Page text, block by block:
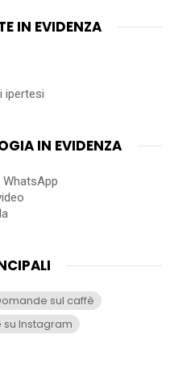
IN EVIDENZA
ipertesi
IN EVIDENZA
sul caffè
su Instagram